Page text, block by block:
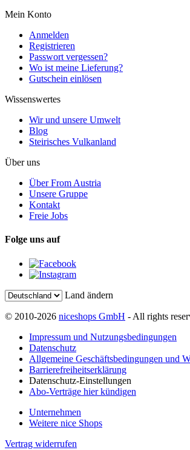
Mein Konto
Anmelden
Registrieren
Passwort vergessen?
Wo ist meine Lieferung?
Gutschein einlösen
Wissenswertes
Wir und unsere Umwelt
Blog
Steirisches Vulkanland
Über uns
Über From Austria
Unsere Gruppe
Kontakt
Freie Jobs
Folge uns auf
Land ändern
© 2010-2026 niceshops GmbH - All rights
Impressum und Nutzungsbedingungen
Datenschutz
Allgemeine Geschäftsbedingungen und
Barrierefreiheitserklärung
Datenschutz-Einstellungen
Abo-Verträge hier kündigen
Unternehmen
Weitere nice Shops
Vertrag widerrufen